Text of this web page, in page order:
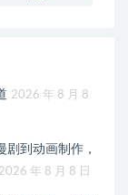
2026 年 8 月 8
到动画制作，
2026 年 8 月 8 日